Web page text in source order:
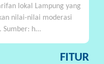
lokal Lampung yang
nilai-nilai moderasi
Sumber: h...
FITUR